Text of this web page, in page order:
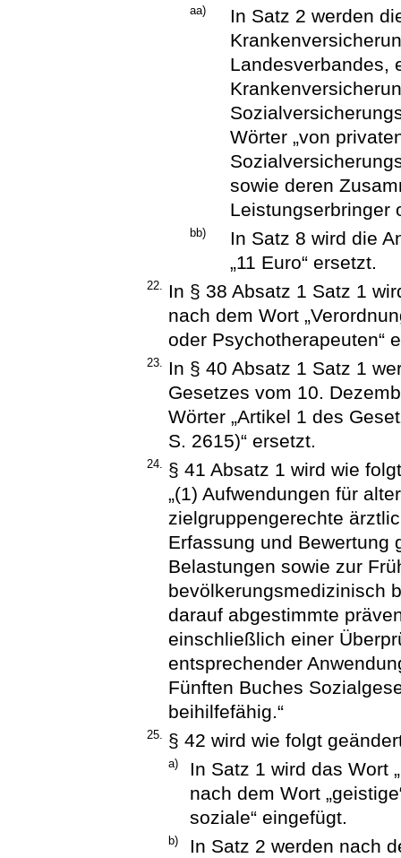
aa)
In Satz 2 werden
Landesverbandes,
Wörter „von
sowie deren
Leistungserbringer
bb)
In Satz 8 wird die
„11 Euro“ ersetzt.
22.
In § 38 Absatz 1 Satz 1
nach dem Wort
oder Psychotherapeuten“
23.
In § 40 Absatz 1 Satz 1
Gesetzes vom 10.
Wörter „Artikel 1 des
S. 2615)“ ersetzt.
24.
§ 41 Absatz 1 wird wie
„(1) Aufwendungen für
zielgruppengerechte
Erfassung und Bewertung
Belastungen sowie zur
bevölkerungsmedizinisch
darauf abgestimmte
einschließlich einer
entsprechender
Fünften Buches
beihilfefähig.“
25. § 42 wird wie folgt
a)
In Satz 1 wird das Wort
nach dem Wort
soziale“ eingefügt.
b)
In Satz 2 werden nach